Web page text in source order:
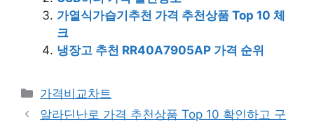
가열식가습기추천 가격 추천상품 Top 10 체
크
냉장고 추천 RR40A7905AP 가격 순위
카
테
가격비교차트
알라딘난로 가격 추천상품 Top 10 확인하고 구